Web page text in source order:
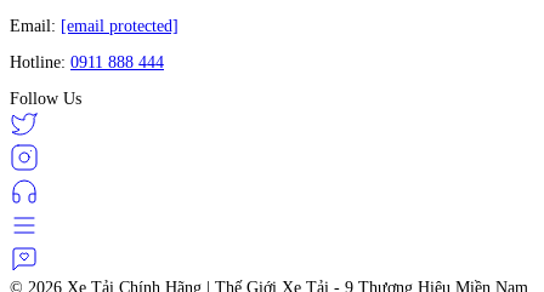
Email: [email protected]
Hotline: 0911 888 444
Follow Us
© 2026 Xe Tải Chính Hãng | Thế Giới Xe Tải - 9 Thương Hiệu Miền Nam